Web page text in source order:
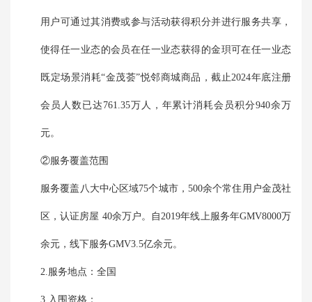
用户可通过其消费或参与活动获得积分并进行服务共享，
使得任一业态的会员在任一业态获得的金珼可在任一业态
既定场景消耗“金茂荟”悦邻商城商品，截止2024年底注册
会员人数已达761.35万人，年累计消耗会员积分940余万
元。
②服务覆盖范围
服务覆盖八大中心区域75个城市，500余个常住用户金茂社
区，认证房屋 40余万户。自2019年线上服务年GMV8000万
余元，线下服务GMV3.5亿余元。
2.服务地点：全国
3.入围资格：